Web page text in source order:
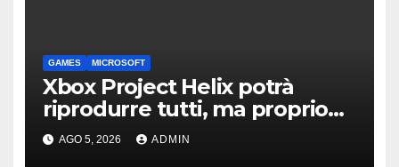
GAMES MICROSOFT
Xbox Project Helix potrà
riprodurre tutti, ma proprio
tutti, i giochi per Xbox usciti
finora?
AGO 5, 2026 ADMIN